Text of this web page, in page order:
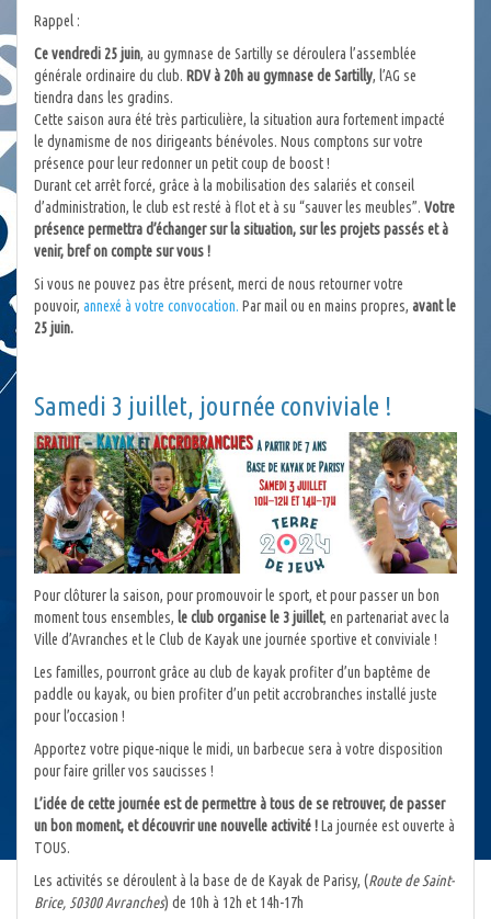
Rappel :
Ce vendredi 25 juin, au gymnase de Sartilly se déroulera l’assemblée
générale ordinaire du club. RDV à 20h au gymnase de Sartilly, l’AG se
tiendra dans les gradins.
Cette saison aura été très particulière, la situation aura fortement impacté
le dynamisme de nos dirigeants bénévoles. Nous comptons sur votre
présence pour leur redonner un petit coup de boost !
Durant cet arrêt forcé, grâce à la mobilisation des salariés et conseil
d’administration, le club est resté à flot et à su “sauver les meubles”. Votre
présence permettra d’échanger sur la situation, sur les projets passés et à
venir, bref on compte sur vous !
Si vous ne pouvez pas être présent, merci de nous retourner votre
pouvoir, annexé à votre convocation. Par mail ou en mains propres, avant le
25 juin.
Samedi 3 juillet, journée conviviale !
Pour clôturer la saison, pour promouvoir le sport, et pour passer un bon
moment tous ensembles, le club organise le 3 juillet, en partenariat avec la
Ville d’Avranches et le Club de Kayak une journée sportive et conviviale !
Les familles, pourront grâce au club de kayak profiter d’un baptême de
paddle ou kayak, ou bien profiter d’un petit accrobranches installé juste
pour l’occasion !
Apportez votre pique-nique le midi, un barbecue sera à votre disposition
pour faire griller vos saucisses !
L’idée de cette journée est de permettre à tous de se retrouver, de passer
un bon moment, et découvrir une nouvelle activité !La journée est ouverte à
TOUS.
Les activités se déroulent à la base de de Kayak de Parisy, (Route de Saint-
Brice, 50300 Avranches) de 10h à 12h et 14h-17h